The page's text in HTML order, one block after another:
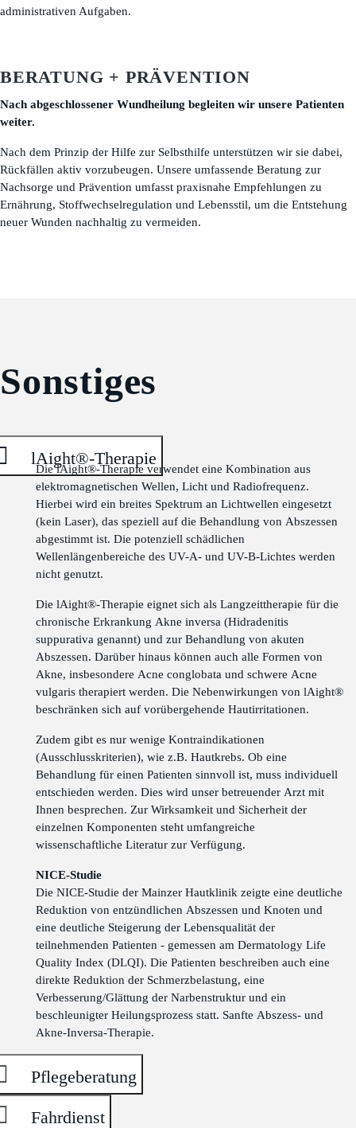
administrativen Aufgaben.
BERATUNG + PRÄVENTION
Nach abgeschlossener Wundheilung begleiten wir unsere Patienten
weiter.
Nach dem Prinzip der Hilfe zur Selbsthilfe unterstützen wir sie dabei,
Rückfällen aktiv vorzubeugen. Unsere umfassende Beratung zur
Nachsorge und Prävention umfasst praxisnahe Empfehlungen zu
Ernährung, Stoffwechselregulation und Lebensstil, um die Entstehung
neuer Wunden nachhaltig zu vermeiden.
Sonstiges
lAight®-Therapie
Die lAight®-Therapie verwendet eine Kombination aus
elektromagnetischen Wellen, Licht und Radiofrequenz.
Hierbei wird ein breites Spektrum an Lichtwellen eingesetzt
(kein Laser), das speziell auf die Behandlung von Abszessen
abgestimmt ist. Die potenziell schädlichen
Wellenlängenbereiche des UV-A- und UV-B-Lichtes werden
nicht genutzt.
Die lAight®-Therapie eignet sich als Langzeittherapie für die
chronische Erkrankung Akne inversa (Hidradenitis
suppurativa genannt) und zur Behandlung von akuten
Abszessen. Darüber hinaus können auch alle Formen von
Akne, insbesondere Acne conglobata und schwere Acne
vulgaris therapiert werden. Die Nebenwirkungen von lAight®
beschränken sich auf vorübergehende Hautirritationen.
Zudem gibt es nur wenige Kontraindikationen
(Ausschlusskriterien), wie z.B. Hautkrebs. Ob eine
Behandlung für einen Patienten sinnvoll ist, muss individuell
entschieden werden. Dies wird unser betreuender Arzt mit
Ihnen besprechen. Zur Wirksamkeit und Sicherheit der
einzelnen Komponenten steht umfangreiche
wissenschaftliche Literatur zur Verfügung.
NICE-Studie
Die NICE-Studie der Mainzer Hautklinik zeigte eine deutliche
Reduktion von entzündlichen Abszessen und Knoten und
eine deutliche Steigerung der Lebensqualität der
teilnehmenden Patienten - gemessen am Dermatology Life
Quality Index (DLQI). Die Patienten beschreiben auch eine
direkte Reduktion der Schmerzbelastung, eine
Verbesserung/Glättung der Narbenstruktur und ein
beschleunigter Heilungsprozess statt. Sanfte Abszess- und
Akne-Inversa-Therapie.
Pflegeberatung
Fahrdienst